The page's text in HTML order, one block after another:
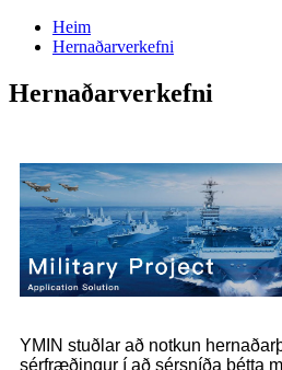
Heim
Hernaðarverkefni
Hernaðarverkefni
YMIN stuðlar að notkun
sérfræðingur í að sérsníða þétta